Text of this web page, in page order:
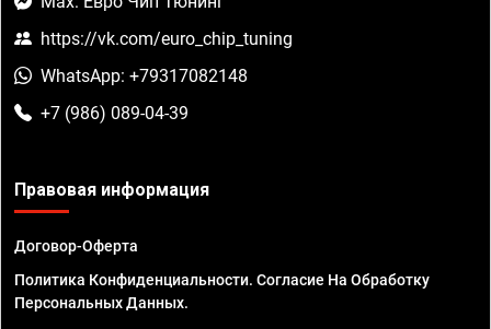
https://vk.com/euro_chip_tuning
WhatsApp: +79317082148
+7 (986) 089-04-39
Правовая информация
Договор-Оферта
Политика Конфиденциальности. Согласие На Обработку
Персональных Данных.